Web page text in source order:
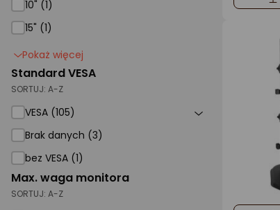
10" (1)
15" (1)
Pokaż więcej
Standard VESA
SORTUJ: A-Z
VESA (105)
Brak danych (3)
bez VESA (1)
Max. waga monitora
SORTUJ: A-Z